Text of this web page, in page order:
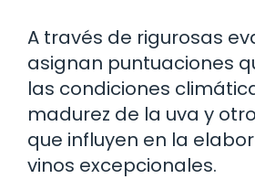
A través de rigurosas
asignan puntuaciones
las condiciones
madurez de la uva y
que influyen en la
vinos excepcionales.